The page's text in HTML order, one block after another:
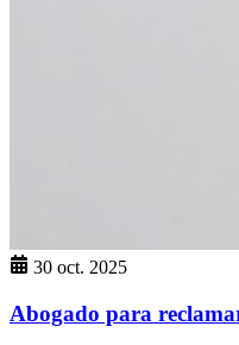
30 oct. 2025
Abogado para